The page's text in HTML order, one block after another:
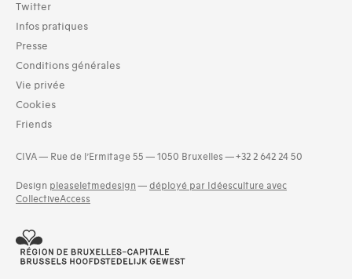
Domaines thématiques
01-architecture domestique (7)
02-architecture agricole (2)
03-architecture artisanale et industrielle (1)
04-architecture commerciale et de services (7)
05-architecture de l'administration et vie publique (9)
06-architecture fiscale et financière (3)
and 11 more
Twitter
Infos pratiques
Presse
Conditions générales
Vie privée
Cookies
Friends
CIVA — Rue de l’Ermitage 55 — 1050 Bruxelles — +32 2 642 24 50
Design pleaseletmedesign — déployé par Idéesculture avec
CollectiveAccess